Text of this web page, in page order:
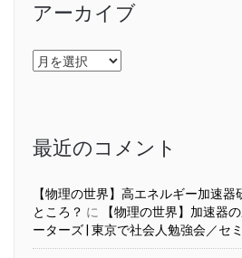
アーカイブ
ア
ー
最近のコメント
【物理の世界】高エネルギー加速
ところ？ に
【物理の世界】加速器
ーターズ | 東京で社会人勉強会／セ